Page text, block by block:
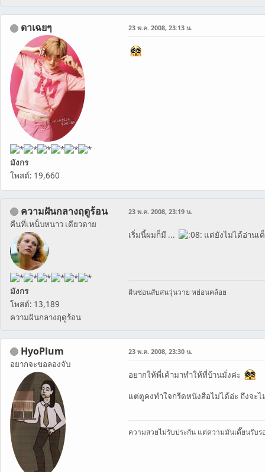
ดาเฉยๆ
มังกร
โพสต์: 19,660
23 พ.ค. 2008, 23:13 น.
ความฝันกลางฤดูร้อน
คืนที่เหน็บหนาว เดียวดาย
มังกร
โพสต์: 13,189
ความฝันกลางฤดูร้อน
23 พ.ค. 2008, 23:19 น.
เริ่มนี้ผมก็มี ... แต่ยังไม่ได้อ่านเ
ฝันซ่อนสับสนวุ่นวาย หย่อนคล้อย
HyoPlum
อยากจะขอลองจับ
23 พ.ค. 2008, 23:30 น.
อยากให้พี่เค้ามาทำให้ที่บ้านมั่งค่ะ
แต่ตูคงทำใจกรีดหนังสือไม่ได้อ่ะ ถึงจะไ
ความสวยไม่รับประกัน แต่ความมันเดี๊ยนรับร